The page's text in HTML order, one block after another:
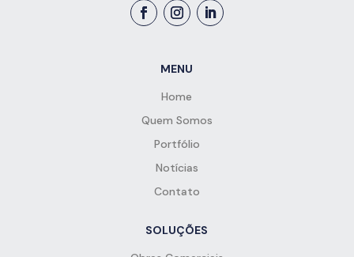
MENU
Home
Quem Somos
Portfólio
Notícias
Contato
SOLUÇÕES